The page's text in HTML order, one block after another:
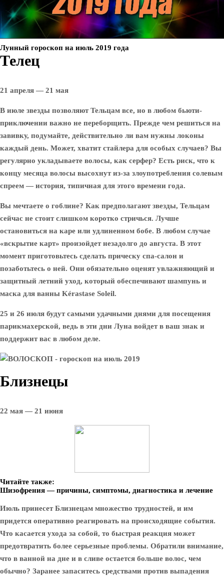
Лунный гороскоп на июль 2019 года
Телец
21 апреля — 21 мая
В июле звезды позволяют Тельцам все, но в любом бьюти-
приключении важно не переборщить. Прежде чем решиться на
завивку, подумайте, действительно ли вам нужны локоны
каждый день. Может, хватит стайлера для особых случаев? Вы
регулярно укладываете волосы, как серфер? Есть риск, что к
концу месяца волосы высохнут из-за злоупотребления солевым
спреем — история, типичная для этого времени года.
Вы мечтаете о гоблине? Как предполагают звезды, Тельцам
сейчас не стоит слишком коротко стричься. Лучше
остановиться на каре или удлиненном бобе. В любом случае
«вскрытие карт» произойдет незадолго до августа. В этот
момент приготовьтесь сделать прическу спа-салон и
позаботьтесь о ней. Они обязательно оценят увлажняющий и
защитный летний уход, который обеспечивают шампунь и
маска для ванны Kérastase Soleil.
25 и 26 июля будут самыми удачными днями для посещения
парикмахерской, ведь в эти дни Луна войдет в ваш знак и
поддержит вас в любом деле.
Близнецы
22 мая — 21 июня
Читайте также:
Шизофрения — причины, симптомы, диагностика и лечение
Июль принесет Близнецам множество трудностей, и им
придется оперативно реагировать на происходящие события.
Что касается ухода за собой, то быстрая реакция может
предотвратить более серьезные проблемы. Обратили внимание,
что в ванной на дне и в сливе остается больше волос, чем
обычно? Заранее запаситесь средствами против выпадения